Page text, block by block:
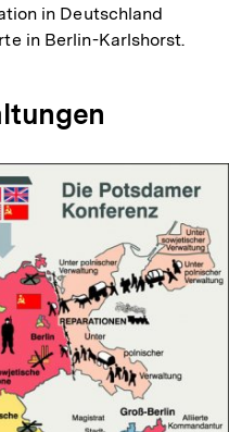
in Deutschland
in Berlin-Karlshorst.